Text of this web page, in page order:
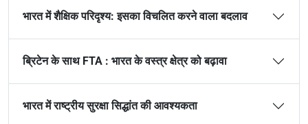
भारत में शैक्षिक परिदृश्य: इसका विचलित करने वाला बदलाव
ब्रिटेन के साथ FTA : भारत के वस्त्र क्षेत्र को बढ़ावा
भारत में राष्ट्रीय सुरक्षा सिद्धांत की आवश्यकता